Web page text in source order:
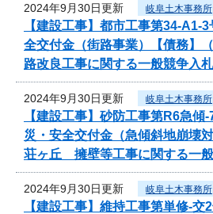
2024年9月30日更新 岐阜土木事務所
【建設工事】都市工事第34-
全交付金（街路事業）【債務】
路改良工事に関する一般競争入
2024年9月30日更新 岐阜土木事務所
【建設工事】砂防工事第R6急
災・安全交付金（急傾斜地崩壊
荘ヶ丘 擁壁等工事に関する一
2024年9月30日更新 岐阜土木事務所
【建設工事】維持工事第単修-